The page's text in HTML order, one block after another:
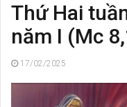
Thứ Hai
năm I (Mc
17/02/2025